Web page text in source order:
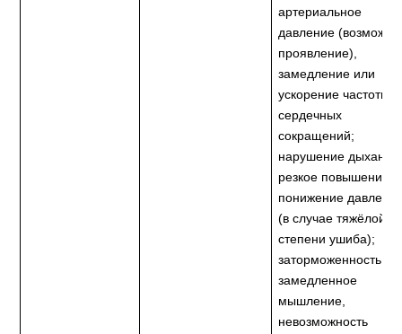
артериальное
давление
проявление),
замедление или
ускорение частоты
сердечных
сокращений;
нарушение
резкое повышение
понижение
(в случае тяжёлой
степени ушиба);
заторможенность,
замедленное
мышление,
невозможность